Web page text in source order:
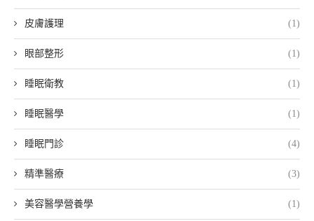
皮膚護理 (1)
眼部整形 (1)
睡眠衛教 (1)
睡眠醫學 (1)
睡眠門診 (4)
精準醫療 (3)
美容醫學營養學 (1)